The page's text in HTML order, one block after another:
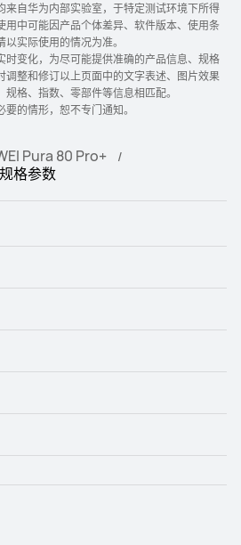
来自华为内部实验室，于特定测试环境下所得
用中可能因产品个体差异、软件版本、使用条
实际使用的情况为准。
时变化，为尽可能提供准确的产品信息、规格
调整和修订以上页面中的文字表述、图片效果
格、指数、零部件等信息相匹配。
的情形，恕不专门通知。
Pura 80 Pro+
格参数